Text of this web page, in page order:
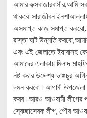
আমার কক্সবাজারবাসীর,আমি
থাকবো সারাজীবন
অসমাপ্ত কাজ সমাপ্ত করবো,
রাস্তা ঘাট উন্নতি করবো,আমার
এবং এই জেলাতে ইয়াবাসহ
আমাদের এলাকায় মিলাদ
নষ্ট করার উদ্দেশ্য ভাঙচুর
দমন করবো।আগামী উপজেলা
করব।আরও আওয়ামী লীগের
স্বেচ্ছাসেবক লীগ, পৌর